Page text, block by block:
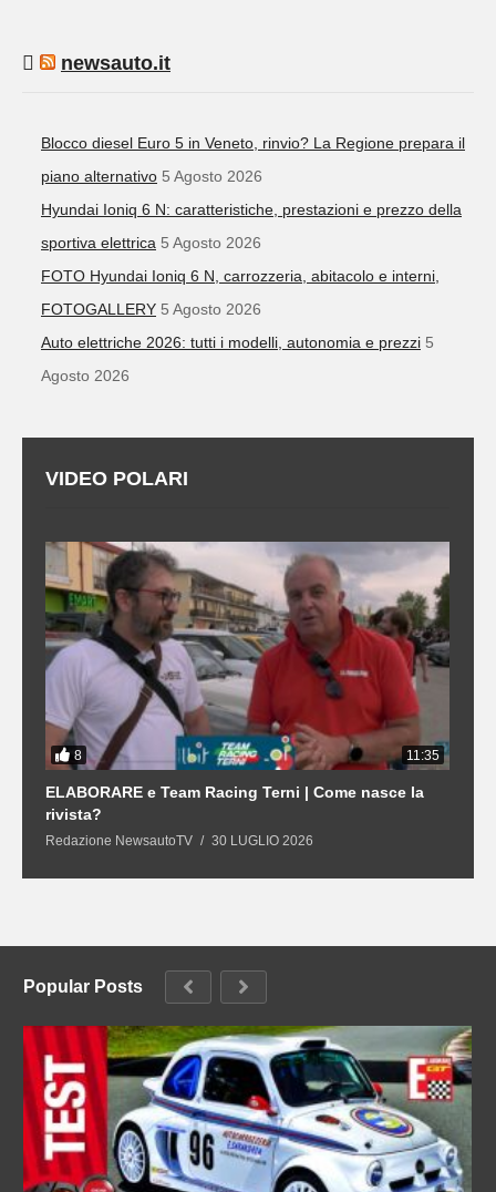
newsauto.it
Blocco diesel Euro 5 in Veneto, rinvio? La Regione prepara il
piano alternativo 5 Agosto 2026
Hyundai Ioniq 6 N: caratteristiche, prestazioni e prezzo della
sportiva elettrica 5 Agosto 2026
FOTO Hyundai Ioniq 6 N, carrozzeria, abitacolo e interni,
FOTOGALLERY 5 Agosto 2026
Auto elettriche 2026: tutti i modelli, autonomia e prezzi 5
Agosto 2026
VIDEO POLARI
8 11:35
ELABORARE e Team Racing Terni | Come nasce la
rivista?
Redazione NewsautoTV 30 LUGLIO 2026
Popular Posts